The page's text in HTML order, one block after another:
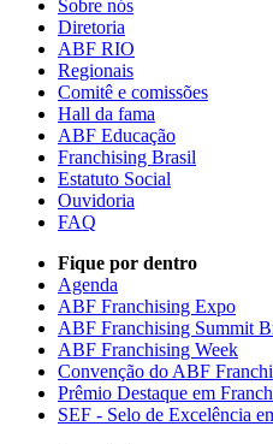
Sobre nós
Diretoria
ABF RIO
Regionais
Comitê e comissões
Hall da fama
ABF Educação
Franchising Brasil
Estatuto Social
Ouvidoria
FAQ
Fique por dentro
Agenda
ABF Franchising Expo
ABF Franchising Summit
ABF Franchising Week
Convenção do ABF
Prêmio Destaque em
SEF - Selo de Excelência